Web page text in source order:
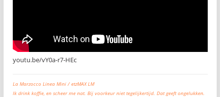
youtu.be/vY0a-r7-HEc
La Marzocco Linea Mini / etzMAX LM
Ik drink koffie, en scheer me nat. Bij voorkeur niet tegelijkertijd. Dat geeft ongelukken.